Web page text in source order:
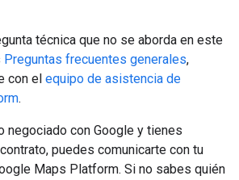
técnica que no se aborda en este
Preguntas frecuentes generales,
con el equipo de asistencia de
.
negociado con Google y tienes
puedes comunicarte con tu
Maps Platform. Si no sabes quién